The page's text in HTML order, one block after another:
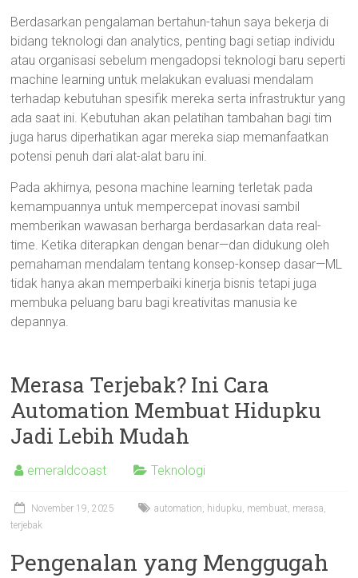
Berdasarkan pengalaman bertahun-tahun saya bekerja di
bidang teknologi dan analytics, penting bagi setiap individu
atau organisasi sebelum mengadopsi teknologi baru seperti
machine learning untuk melakukan evaluasi mendalam
terhadap kebutuhan spesifik mereka serta infrastruktur yang
ada saat ini. Kebutuhan akan pelatihan tambahan bagi tim
juga harus diperhatikan agar mereka siap memanfaatkan
potensi penuh dari alat-alat baru ini.
Pada akhirnya, pesona machine learning terletak pada
kemampuannya untuk mempercepat inovasi sambil
memberikan wawasan berharga berdasarkan data real-
time. Ketika diterapkan dengan benar—dan didukung oleh
pemahaman mendalam tentang konsep-konsep dasar—ML
tidak hanya akan memperbaiki kinerja bisnis tetapi juga
membuka peluang baru bagi kreativitas manusia ke
depannya.
Merasa Terjebak? Ini Cara
Automation Membuat Hidupku
Jadi Lebih Mudah
emeraldcoast Teknologi
November 19, 2025 automation, hidupku, membuat, merasa,
terjebak
Pengenalan yang Menggugah